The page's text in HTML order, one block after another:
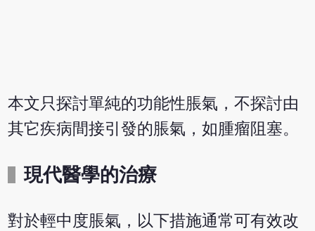
本文只探討單純的功能性脹氣，不探討由
其它疾病間接引發的脹氣，如腫瘤阻塞。
現代醫學的治療
對於輕中度脹氣，以下措施通常可有效改